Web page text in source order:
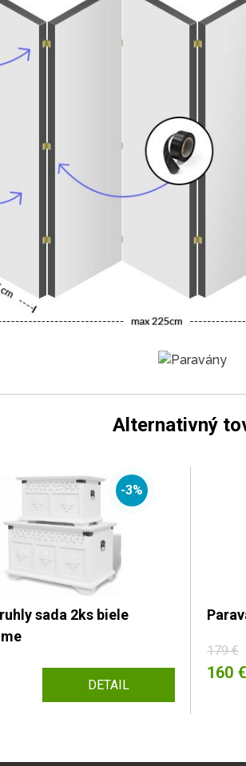
Alternativný
-3%
sada 2ks biele
DETAIL
179 €
160 €